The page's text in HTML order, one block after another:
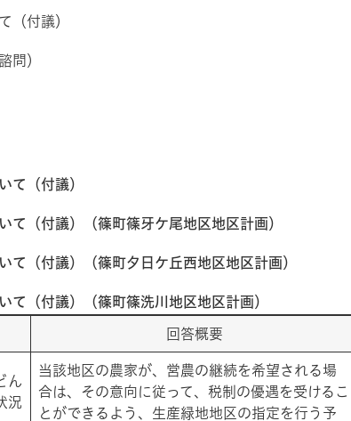
（付議）
問）
て（付議）​​
（付議）（篠町篠牙ケ尾地区地区計画）
（付議）（篠町夕日ケ丘西地区地区計画）
（付議）（篠町篠洗川地区地区計画）
回答概要
ん
況
当該地区の農家が、営農の継続を希望される場
合は、その意向に従って、税制の優遇を受けるこ
とができるよう、生産緑地地区の指定を行う予